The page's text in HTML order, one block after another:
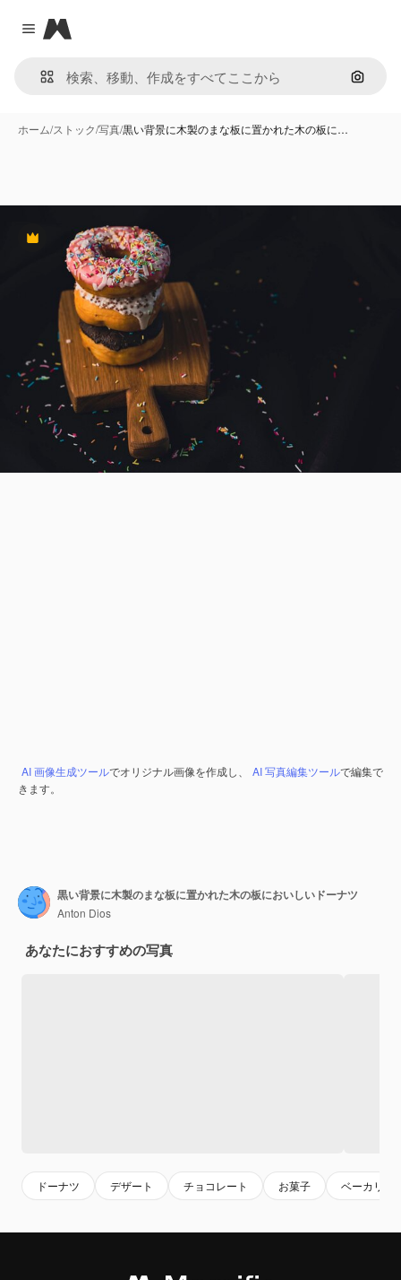
Close menu
Magnific
画像で
ホーム/ストック/写真/黒い背景に木製のまな板に置かれた木の板に…
Premium
AI 画像生成ツールでオリジナル画像を作成し、 AI 写真編集ツールで編集で
きます。
黒い背景に木製のまな板に置かれた木の板においしいドーナツ
Anton Dios
あなたにおすすめの写真
ドーナツ デザート チョコレート お菓子 ベーカリー